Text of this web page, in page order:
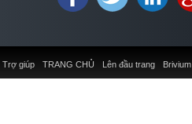
Trợ giúp TRANG CHỦ Lên đầu trang Brivium